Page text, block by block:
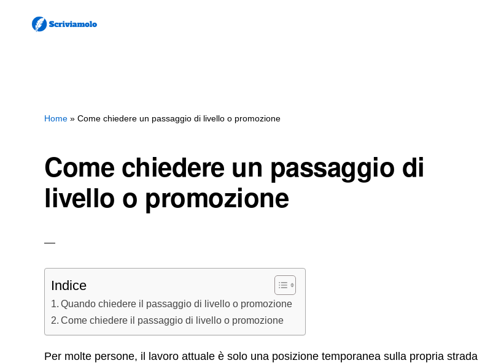
Home » Come chiedere un passaggio di livello o promozione
Come chiedere un passaggio di
livello o promozione
Indice
Quando chiedere il passaggio di livello o promozione
Come chiedere il passaggio di livello o promozione
Per molte persone, il lavoro attuale è solo una posizione temporanea sulla propria strada